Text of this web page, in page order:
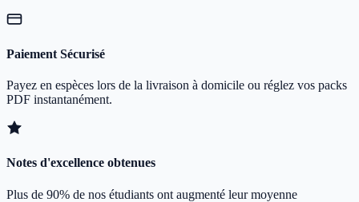
Paiement Sécurisé
Payez en espèces lors de la livraison à domicile ou réglez vos packs
PDF instantanément.
Notes d'excellence obtenues
Plus de 90% de nos étudiants ont augmenté leur moyenne